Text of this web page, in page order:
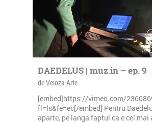
DAEDELUS | muz.in – ep. 9
de Veioza Arte
[embed]https://vimeo.com/
fl=ls&fe=ec[/embed] Pentru
aparte, pe langa faptul ca e cel mai